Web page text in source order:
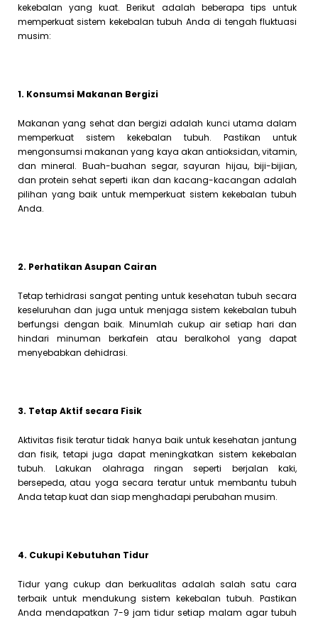
kekebalan yang kuat. Berikut adalah beberapa tips untuk
memperkuat sistem kekebalan tubuh Anda di tengah fluktuasi
musim:
1. Konsumsi Makanan Bergizi
Makanan yang sehat dan bergizi adalah kunci utama dalam
memperkuat sistem kekebalan tubuh. Pastikan untuk
mengonsumsi makanan yang kaya akan antioksidan, vitamin,
dan mineral. Buah-buahan segar, sayuran hijau, biji-bijian,
dan protein sehat seperti ikan dan kacang-kacangan adalah
pilihan yang baik untuk memperkuat sistem kekebalan tubuh
Anda.
2. Perhatikan Asupan Cairan
Tetap terhidrasi sangat penting untuk kesehatan tubuh secara
keseluruhan dan juga untuk menjaga sistem kekebalan tubuh
berfungsi dengan baik. Minumlah cukup air setiap hari dan
hindari minuman berkafein atau beralkohol yang dapat
menyebabkan dehidrasi.
3. Tetap Aktif secara Fisik
Aktivitas fisik teratur tidak hanya baik untuk kesehatan jantung
dan fisik, tetapi juga dapat meningkatkan sistem kekebalan
tubuh. Lakukan olahraga ringan seperti berjalan kaki,
bersepeda, atau yoga secara teratur untuk membantu tubuh
Anda tetap kuat dan siap menghadapi perubahan musim.
4. Cukupi Kebutuhan Tidur
Tidur yang cukup dan berkualitas adalah salah satu cara
terbaik untuk mendukung sistem kekebalan tubuh. Pastikan
Anda mendapatkan 7-9 jam tidur setiap malam agar tubuh